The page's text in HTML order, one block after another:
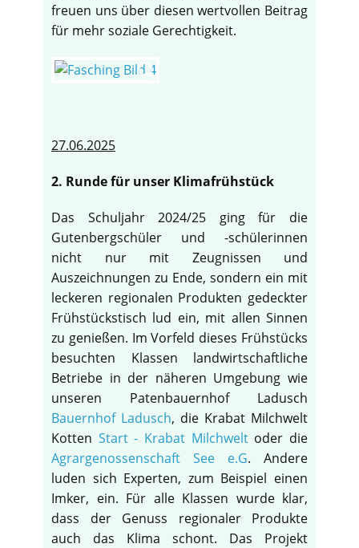
freuen uns über diesen wertvollen Beitrag
für mehr soziale Gerechtigkeit.
27.06.2025
2. Runde für unser Klimafrühstück
Das Schuljahr 2024/25 ging für die
Gutenbergschüler und -schülerinnen
nicht nur mit Zeugnissen und
Auszeichnungen zu Ende, sondern ein mit
leckeren regionalen Produkten gedeckter
Frühstückstisch lud ein, mit allen Sinnen
zu genießen. Im Vorfeld dieses Frühstücks
besuchten Klassen landwirtschaftliche
Betriebe in der näheren Umgebung wie
unseren Patenbauernhof Ladusch
Bauernhof Ladusch, die Krabat Milchwelt
Kotten Start - Krabat Milchweltoder die
Agrargenossenschaft See e.G. Andere
luden sich Experten, zum Beispiel einen
Imker, ein. Für alle Klassen wurde klar,
dass der Genuss regionaler Produkte
auch das Klima schont. Das Projekt